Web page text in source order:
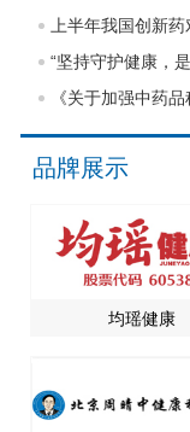
上半年我国创新
“坚持守护健康，
品牌展示
均瑶健康